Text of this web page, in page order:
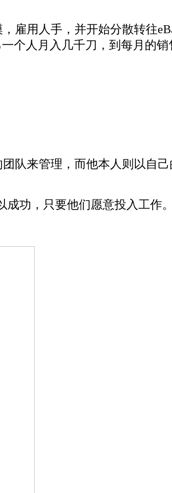
雇用人手，并开始分散转往
个人月入几千刀，到每月的
队来管理，而他本人则以自
成功，只要他们愿意投入工作